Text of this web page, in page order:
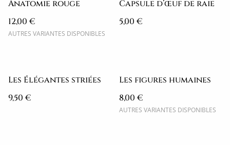
Anatomie rouge
12,00 €
AUTRES VARIANTES DISPONIBLES
Capsule d’œuf de raie
5,00 €
Les Élégantes striées
9,50 €
Les figures humaines
8,00 €
AUTRES VARIANTES DISPONIBLES